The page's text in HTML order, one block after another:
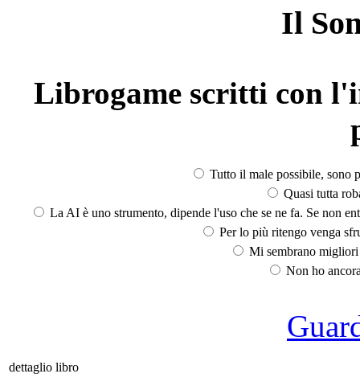
Il
Librogame scritti con
Tutto il male possibile, sono
Quasi tutta
La AI è uno strumento, dipende l'uso che se ne fa. Se non
Per lo più ritengo venga
Mi sembrano
Non ho
dettaglio libro